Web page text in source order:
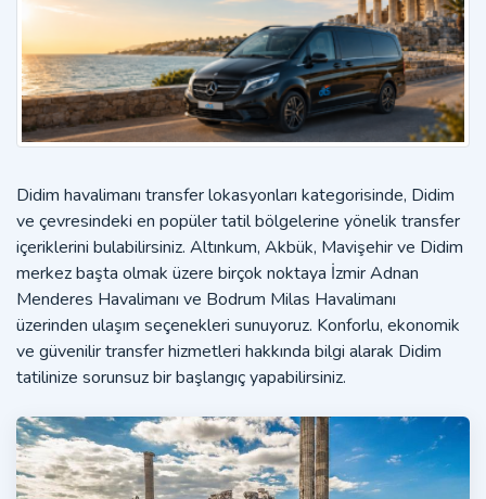
Didim havalimanı transfer lokasyonları kategorisinde, Didim
ve çevresindeki en popüler tatil bölgelerine yönelik transfer
içeriklerini bulabilirsiniz. Altınkum, Akbük, Mavişehir ve Didim
merkez başta olmak üzere birçok noktaya İzmir Adnan
Menderes Havalimanı ve Bodrum Milas Havalimanı
üzerinden ulaşım seçenekleri sunuyoruz. Konforlu, ekonomik
ve güvenilir transfer hizmetleri hakkında bilgi alarak Didim
tatilinize sorunsuz bir başlangıç yapabilirsiniz.